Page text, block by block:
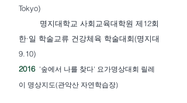
Tokyo)
명지대학교 사회교육대학원 제12회
한·일 학술교류 건강체육 학술대회(명지대
9.10)
2016 '숲에서 나를 찾다' 요가명상대회 릴레
이 명상지도(관악산 자연학습장)